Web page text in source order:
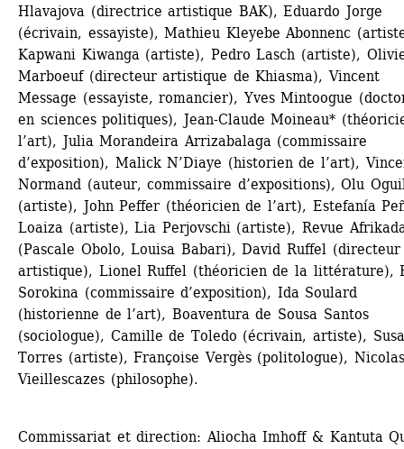
Hlavajova (directrice artistique BAK), Eduardo Jorge
(écrivain, essayiste), Mathieu Kleyebe Abonnenc
Kapwani Kiwanga (artiste), Pedro Lasch (artiste),
Marboeuf (directeur artistique de Khiasma), Vincent
Message (essayiste, romancier), Yves Mintoogue
en sciences politiques), Jean-Claude Moineau*
l’art), Julia Morandeira Arrizabalaga (commissaire
d’exposition), Malick N’Diaye (historien de l’art),
Normand (auteur, commissaire d’expositions), Olu
(artiste), John Peffer (théoricien de l’art), Estefanía
Loaiza (artiste), Lia Perjovschi (artiste), Revue
(Pascale Obolo, Louisa Babari), David Ruffel (directeur
artistique), Lionel Ruffel (théoricien de la littérature),
Sorokina (commissaire d’exposition), Ida Soulard
(historienne de l’art), Boaventura de Sousa Santos
(sociologue), Camille de Toledo (écrivain, artiste),
Torres (artiste), Françoise Vergès (politologue), Nicolas
Vieillescazes (philosophe).
Commissariat et direction: Aliocha Imhoff & Kantuta